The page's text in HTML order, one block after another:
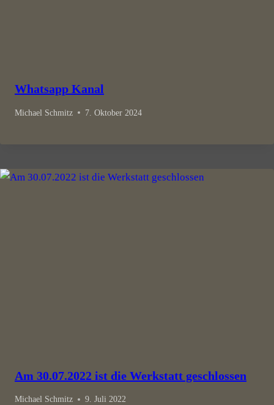
Whatsapp Kanal
Michael Schmitz 7. Oktober 2024
Am 30.07.2022 ist die Werkstatt geschlossen
Michael Schmitz 9. Juli 2022